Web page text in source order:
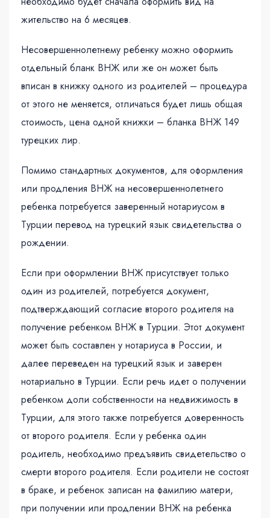
жительство на 6 месяцев.
Несовершеннолетнему ребенку можно оформить
отдельный бланк ВНЖ или же он может быть
вписан в книжку одного из родителей – процедура
от этого не меняется, отличаться будет лишь общая
стоимость, цена одной книжки – бланка ВНЖ 149
турецких лир.
Помимо стандартных документов, для оформления
или продления ВНЖ на несовершеннолетнего
ребенка потребуется заверенный нотариусом в
Турции перевод на турецкий язык свидетельства о
рождении.
Если при оформлении ВНЖ присутствует только
один из родителей, потребуется документ,
подтверждающий согласие второго родителя на
получение ребенком ВНЖ в Турции. Этот документ
может быть составлен у нотариуса в России, и
далее переведен на турецкий язык и заверен
нотариально в Турции. Если речь идет о получении
ребенком доли собственности на недвижимость в
Турции, для этого также потребуется доверенность
от второго родителя. Если у ребенка один
родитель, необходимо предъявить свидетельство о
смерти второго родителя. Если родители не состоят
в браке, и ребенок записан на фамилию матери,
при получении или продлении ВНЖ на ребенка